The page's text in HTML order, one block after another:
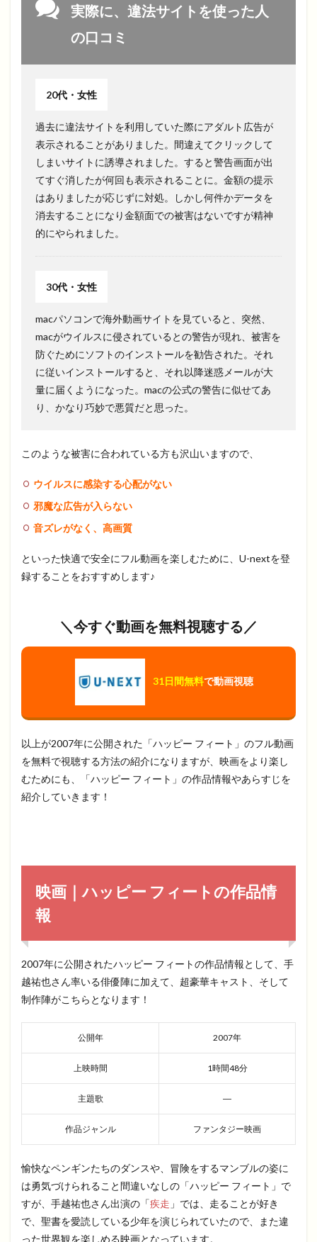
実際に、違法サイトを使った人
の口コミ
20代・女性
過去に違法サイトを利用していた際にアダルト広告が
表示されることがありました。間違えてクリックして
しまいサイトに誘導されました。すると警告画面が出
てすぐ消したが何回も表示されることに。金額の提示
はありましたが応じずに対処。しかし何件かデータを
消去することになり金額面での被害はないですが精神
的にやられました。
30代・女性
macパソコンで海外動画サイトを見ていると、突然、
macがウイルスに侵されているとの警告が現れ、被害を
防ぐためにソフトのインストールを勧告された。それ
に従いインストールすると、それ以降迷惑メールが大
量に届くようになった。macの公式の警告に似せてあ
り、かなり巧妙で悪質だと思った。
このような被害に合われている方も沢山いますので、
ウイルスに感染する心配がない
邪魔な広告が入らない
音ズレがなく、高画質
といった快適で安全にフル動画を楽しむために、U-nextを登
録することをおすすめします♪
＼今すぐ動画を無料視聴する／
31日間無料で動画視聴
以上が2007年に公開された「ハッピー フィート」のフル動画
を無料で視聴する方法の紹介になりますが、映画をより楽し
むためにも、「ハッピー フィート」の作品情報やあらすじを
紹介していきます！
映画｜ハッピー フィートの作品情
報
2007年に公開されたハッピー フィートの作品情報として、手
越祐也さん率いる俳優陣に加えて、超豪華キャスト、そして
制作陣がこちらとなります！
公開年 2007年
上映時間 1時間48分
主題歌 ―
作品ジャンル ファンタジー映画
愉快なペンギンたちのダンスや、冒険をするマンブルの姿に
は勇気づけられること間違いなしの「ハッピー フィート」で
すが、手越祐也さん出演の「疾走 」では、走ることが好き
で、聖書を愛読している少年を演じられていたので、また違
った世界観を楽しめる映画となっています。